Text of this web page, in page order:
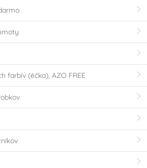
farbív (éčka), AZO FREE